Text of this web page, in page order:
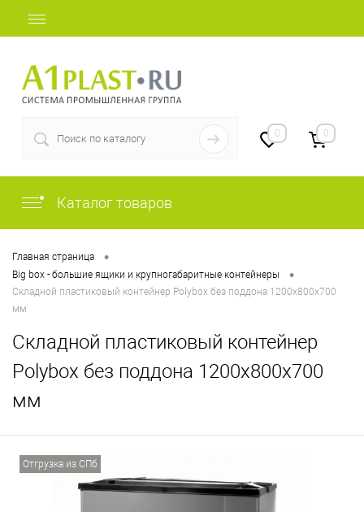
0 0
Каталог товаров
Главная страница •
Big box - большие ящики и крупногабаритные контейнеры •
Складной пластиковый контейнер Polyboх без поддона 1200х800х700
мм
Складной пластиковый контейнер
Polyboх без поддона 1200х800х700
мм
Отгрузка из СПб